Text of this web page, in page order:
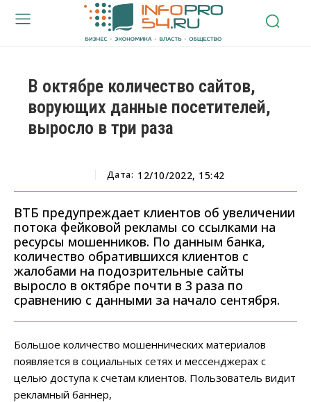
В октябре количество сайтов,
ворующих данные посетителей,
выросло в три раза
Дата: 12/10/2022, 15:42
ВТБ предупреждает клиентов об увеличении
потока фейковой рекламы со ссылками на
ресурсы мошенников. По данным банка,
количество обратившихся клиентов с
жалобами на подозрительные сайты
выросло в октябре почти в 3 раза по
сравнению с данными за начало сентября.
Большое количество мошеннических материалов
появляется в социальных сетях и мессенджерах с
целью доступа к счетам клиентов. Пользователь видит
рекламный баннер,